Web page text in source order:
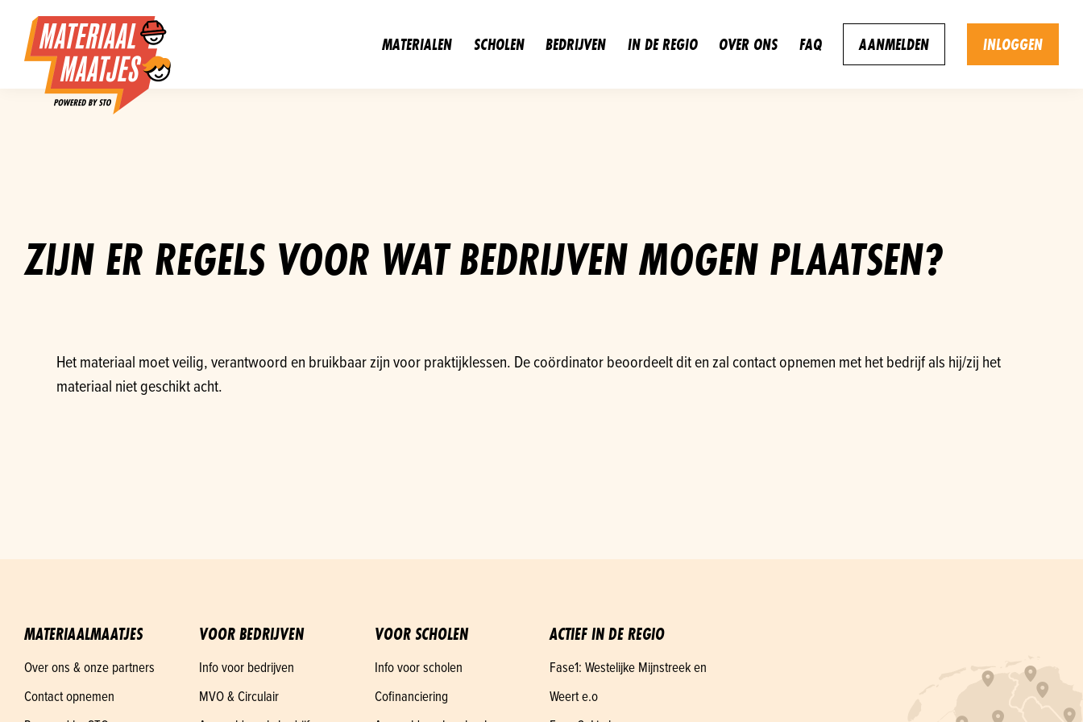
MATERIALEN SCHOLEN BEDRIJVEN IN DE REGIO OVER ONS FAQ AANMELDEN INLOGGEN
ZIJN ER REGELS VOOR WAT BEDRIJVEN MOGEN PLAATSEN?
Het materiaal moet veilig, verantwoord en bruikbaar zijn voor praktijklessen. De coördinator beoordeelt dit en zal contact opnemen met het bedrijf als hij/zij het
materiaal niet geschikt acht.
MATERIAALMAATJES
Over ons & onze partners
Contact opnemen
VOOR BEDRIJVEN
Info voor bedrijven
MVO & Circulair
VOOR SCHOLEN
Info voor scholen
Cofinanciering
ACTIEF IN DE REGIO
Fase1: Westelijke Mijnstreek en
Weert e.o